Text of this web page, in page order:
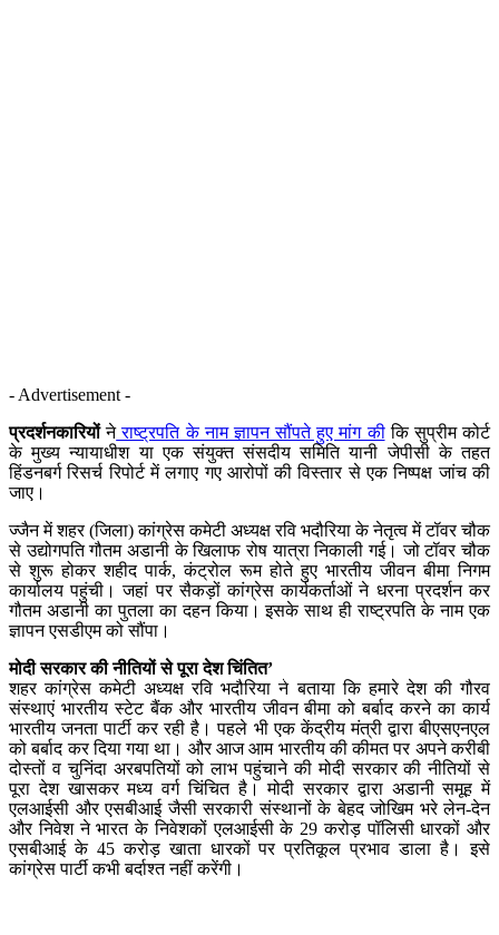
- Advertisement -
प्रदर्शनकारियोंनेराष्ट्रपति के नाम ज्ञापन सौंपते हुए मांग कीकि सुप्रीम कोर्ट
के मुख्य न्यायाधीश या एक संयुक्त संसदीय समिति यानी जेपीसी के तहत
हिंडनबर्ग रिसर्च रिपोर्ट में लगाए गए आरोपों की विस्तार से एक निष्पक्ष जांच की
जाए।
ज्जैन में शहर (जिला) कांग्रेस कमेटी अध्यक्ष रवि भदौरिया के नेतृत्व में टॉवर चौक
से उद्योगपति गौतम अडानी के खिलाफ रोष यात्रा निकाली गई। जो टॉवर चौक
से शुरू होकर शहीद पार्क, कंट्रोल रूम होते हुए भारतीय जीवन बीमा निगम
कार्यालय पहुंची। जहां पर सैकड़ों कांग्रेस कार्यकर्ताओं ने धरना प्रदर्शन कर
गौतम अडानी का पुतला का दहन किया। इसके साथ ही राष्ट्रपति के नाम एक
ज्ञापन एसडीएम को सौंपा।
मोदी सरकार की नीतियों से पूरा देश चिंतित’
शहर कांग्रेस कमेटी अध्यक्ष रवि भदौरिया ने बताया कि हमारे देश की गौरव
संस्थाएं भारतीय स्टेट बैंक और भारतीय जीवन बीमा को बर्बाद करने का कार्य
भारतीय जनता पार्टी कर रही है। पहले भी एक केंद्रीय मंत्री द्वारा बीएसएनएल
को बर्बाद कर दिया गया था। और आज आम भारतीय की कीमत पर अपने करीबी
दोस्तों व चुनिंदा अरबपतियों को लाभ पहुंचाने की मोदी सरकार की नीतियों से
पूरा देश खासकर मध्य वर्ग चिंचित है। मोदी सरकार द्वारा अडानी समूह में
एलआईसी और एसबीआई जैसी सरकारी संस्थानों के बेहद जोखिम भरे लेन-देन
और निवेश ने भारत के निवेशकों एलआईसी के 29 करोड़ पॉलिसी धारकों और
एसबीआई के 45 करोड़ खाता धारकों पर प्रतिकूल प्रभाव डाला है। इसे
कांग्रेस पार्टी कभी बर्दाश्त नहीं करेंगी।